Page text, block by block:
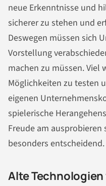
neue Erkenntnisse und
sicherer zu stehen und
Deswegen müssen sich
Vorstellung
machen zu müssen. Viel
Möglichkeiten zu testen
eigenen
spielerische
Freude am ausprobieren
besonders entscheidend.
Alte